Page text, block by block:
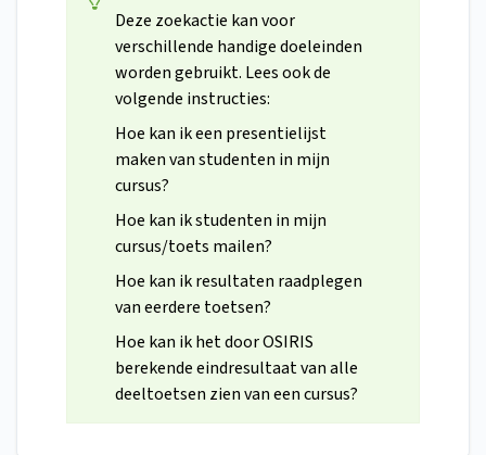
Deze zoekactie kan voor
verschillende handige doeleinden
worden gebruikt. Lees ook de
volgende instructies:
Hoe kan ik een presentielijst
maken van studenten in mijn
cursus?
Hoe kan ik studenten in mijn
cursus/toets mailen?
Hoe kan ik resultaten raadplegen
van eerdere toetsen?
Hoe kan ik het door OSIRIS
berekende eindresultaat van alle
deeltoetsen zien van een cursus?